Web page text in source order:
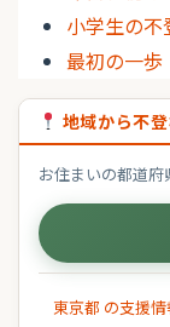
小学生の不
最初の一歩
地域から不
お住まいの都道
東京都 の支援